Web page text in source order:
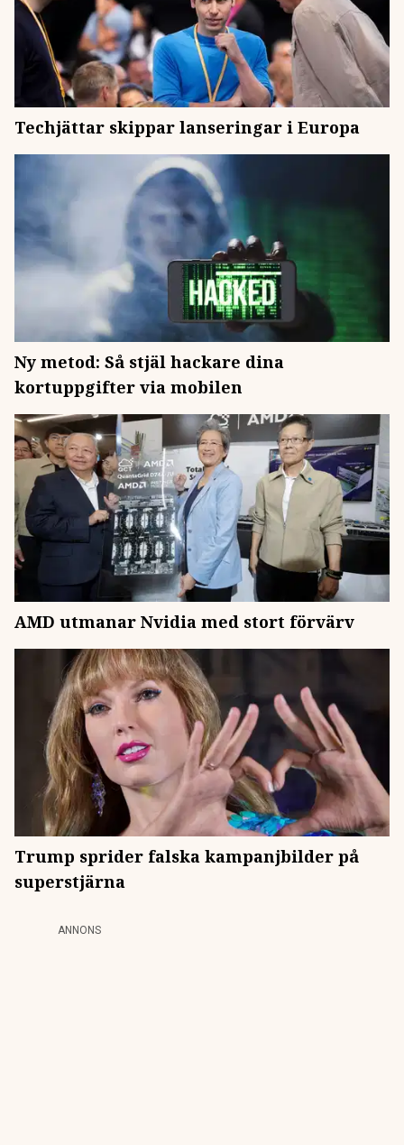
Techjättar skippar lanseringar i Europa
Ny metod: Så stjäl hackare dina
kortuppgifter via mobilen
AMD utmanar Nvidia med stort förvärv
Trump sprider falska kampanjbilder på
superstjärna
ANNONS